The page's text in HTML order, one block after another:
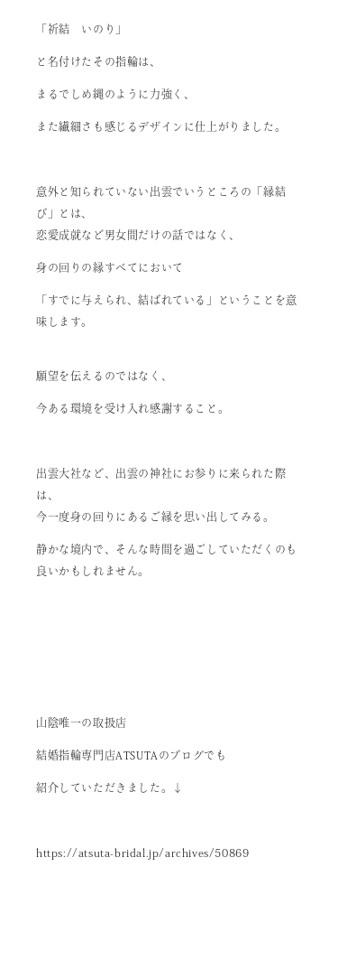
「祈結 いのり」
と名付けたその指輪は、
まるでしめ縄のように力強く、
また繊細さも感じるデザインに仕上がりました。
意外と知られていない出雲でいうところの「縁結
び」とは、
恋愛成就など男女間だけの話ではなく、
身の回りの縁すべてにおいて
「すでに与えられ、結ばれている」ということを意
味します。
願望を伝えるのではなく、
今ある環境を受け入れ感謝すること。
出雲大社など、出雲の神社にお参りに来られた際
は、
今一度身の回りにあるご縁を思い出してみる。
静かな境内で、そんな時間を過ごしていただくのも
良いかもしれません。
山陰唯一の取扱店
結婚指輪専門店ATSUTAのブログでも
紹介していただきました。↓
https://atsuta-bridal.jp/archives/50869